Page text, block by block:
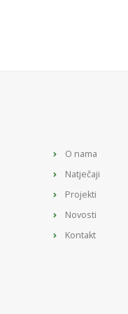
O nama
Natječaji
Projekti
Novosti
Kontakt